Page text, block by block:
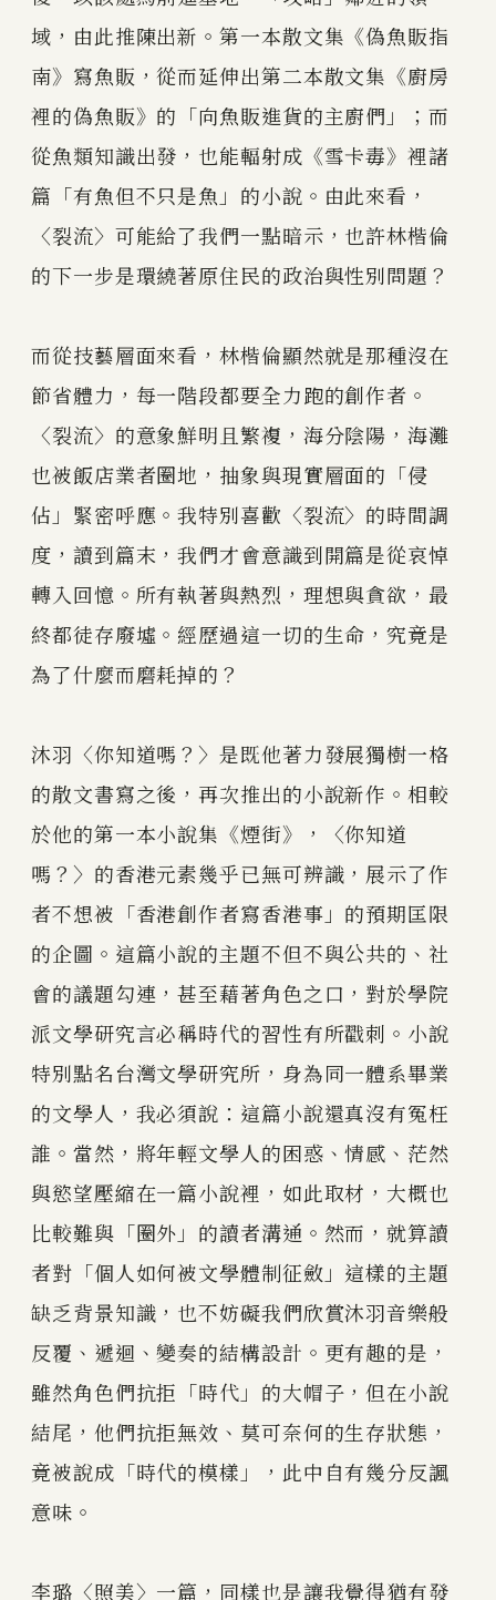
域，由此推陳出新。第一本散文集《偽魚販指
南》寫魚販，從而延伸出第二本散文集《廚房
裡的偽魚販》的「向魚販進貨的主廚們」；而
從魚類知識出發，也能輻射成《雪卡毒》裡諸
篇「有魚但不只是魚」的小說。由此來看，
〈裂流〉可能給了我們一點暗示，也許林楷倫
的下一步是環繞著原住民的政治與性別問題？
而從技藝層面來看，林楷倫顯然就是那種沒在
節省體力，每一階段都要全力跑的創作者。
〈裂流〉的意象鮮明且繁複，海分陰陽，海灘
也被飯店業者圈地，抽象與現實層面的「侵
佔」緊密呼應。我特別喜歡〈裂流〉的時間調
度，讀到篇末，我們才會意識到開篇是從哀悼
轉入回憶。所有執著與熱烈，理想與貪欲，最
終都徒存廢墟。經歷過這一切的生命，究竟是
為了什麼而磨耗掉的？
沐羽〈你知道嗎？〉是既他著力發展獨樹一格
的散文書寫之後，再次推出的小說新作。相較
於他的第一本小說集《煙街》，〈你知道
嗎？〉的香港元素幾乎已無可辨識，展示了作
者不想被「香港創作者寫香港事」的預期匡限
的企圖。這篇小說的主題不但不與公共的、社
會的議題勾連，甚至藉著角色之口，對於學院
派文學研究言必稱時代的習性有所戳刺。小說
特別點名台灣文學研究所，身為同一體系畢業
的文學人，我必須說：這篇小說還真沒有冤枉
誰。當然，將年輕文學人的困惑、情感、茫然
與慾望壓縮在一篇小說裡，如此取材，大概也
比較難與「圈外」的讀者溝通。然而，就算讀
者對「個人如何被文學體制征斂」這樣的主題
缺乏背景知識，也不妨礙我們欣賞沐羽音樂般
反覆、遞迴、變奏的結構設計。更有趣的是，
雖然角色們抗拒「時代」的大帽子，但在小說
結尾，他們抗拒無效、莫可奈何的生存狀態，
竟被說成「時代的模樣」，此中自有幾分反諷
意味。
李璐〈照美〉一篇，同樣也是讓我覺得猶有發